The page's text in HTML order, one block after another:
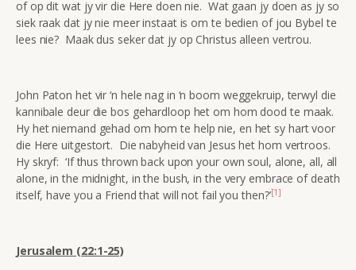
of op dit wat jy vir die Here doen nie. Wat gaan jy doen as jy so
siek raak dat jy nie meer instaat is om te bedien of jou Bybel te
lees nie? Maak dus seker dat jy op Christus alleen vertrou.
John Paton het vir ‘n hele nag in ‘n boom weggekruip, terwyl die
kannibale deur die bos gehardloop het om hom dood te maak.
Hy het niemand gehad om hom te help nie, en het sy hart voor
die Here uitgestort. Die nabyheid van Jesus het hom vertroos.
Hy skryf: ‘If thus thrown back upon your own soul, alone, all, all
alone, in the midnight, in the bush, in the very embrace of death
itself, have you a Friend that will not fail you then?’[1]
Jerusalem (22:1-25)